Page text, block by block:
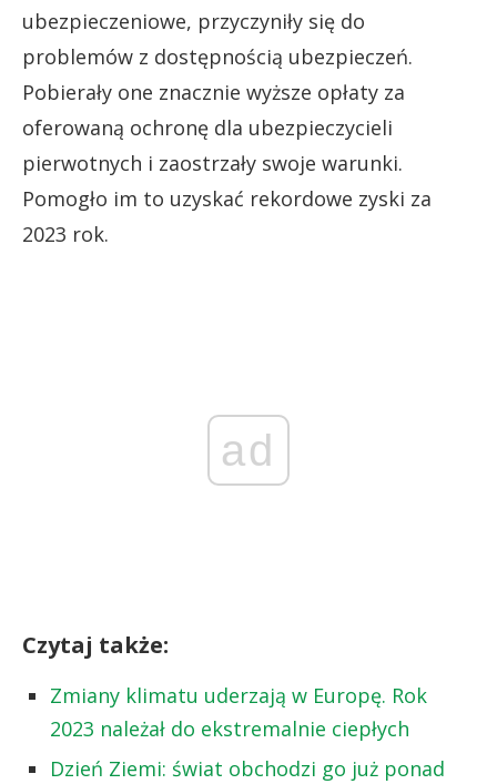
ubezpieczeniowe, przyczyniły się do
problemów z dostępnością ubezpieczeń.
Pobierały one znacznie wyższe opłaty za
oferowaną ochronę dla ubezpieczycieli
pierwotnych i zaostrzały swoje warunki.
Pomogło im to uzyskać rekordowe zyski za
2023 rok.
ad
Czytaj także:
Zmiany klimatu uderzają w Europę. Rok
2023 należał do ekstremalnie ciepłych
Dzień Ziemi: świat obchodzi go już ponad